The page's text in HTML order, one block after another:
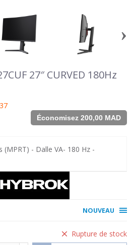
›
27″ CURVED 180Hz
Économisez 200,00 MAD
(MPRT) - Dalle VA- 180 Hz -
NOUVEAU
Rupture de stock